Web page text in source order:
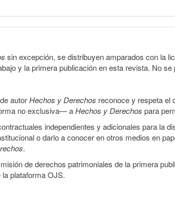
sin excepción, se distribuyen amparados con la
y la primera publicación en esta revista. No
autorHechos y Derechos reconoce y respeta el
no exclusiva— aHechos y Derechos para
independientes y adicionales para la
o darlo a conocer en otros medios en
.
de derechos patrimoniales de la primera
plataforma OJS.